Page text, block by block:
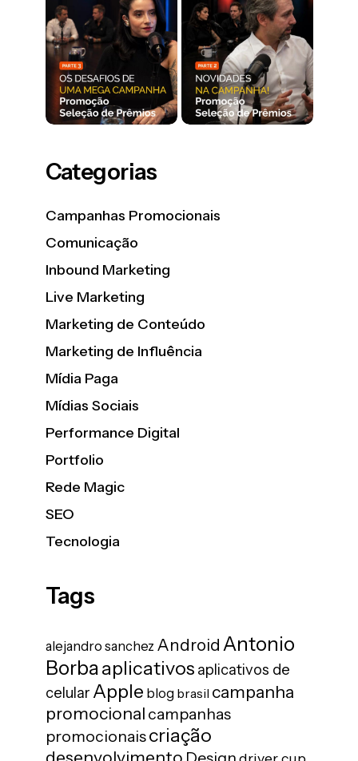
Categorias
Campanhas Promocionais
Comunicação
Inbound Marketing
Live Marketing
Marketing de Conteúdo
Marketing de Influência
Mídia Paga
Mídias Sociais
Performance Digital
Portfolio
Rede Magic
SEO
Tecnologia
Tags
alejandro sanchez Android Antonio
Borba aplicativos aplicativos de
celular Apple blog brasil campanha
promocional campanhas
promocionaiscriação
desenvolvimento